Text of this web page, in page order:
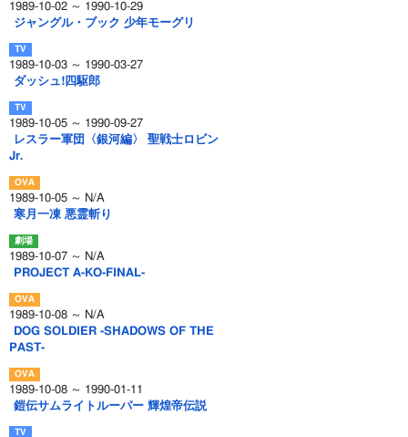
1989-10-02 ～ 1990-10-29
ジャングル・ブック 少年モーグリ
1989-10-03 ～ 1990-03-27
ダッシュ!四駆郎
1989-10-05 ～ 1990-09-27
レスラー軍団〈銀河編〉 聖戦士ロビン
Jr.
1989-10-05 ～ N/A
寒月一凍 悪霊斬り
1989-10-07 ～ N/A
PROJECT A-KO-FINAL-
1989-10-08 ～ N/A
DOG SOLDIER -SHADOWS OF THE
PAST-
1989-10-08 ～ 1990-01-11
鎧伝サムライトルーパー 輝煌帝伝説